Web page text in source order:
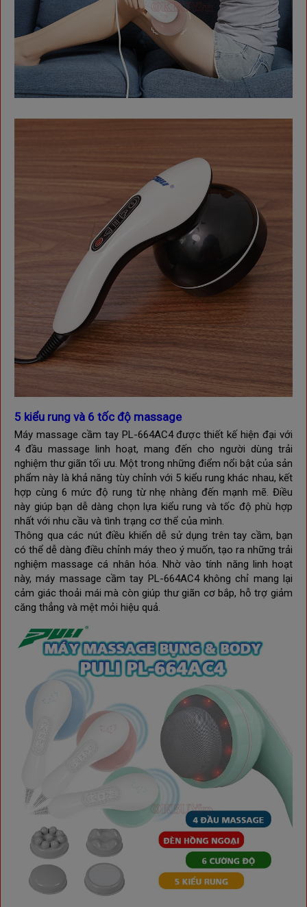
5 kiểu rung và 6 tốc độ massage
Máy massage cầm tay PL-664AC4 được thiết kế hiện đại với
4 đầu massage linh hoạt, mang đến cho người dùng trải
nghiệm thư giãn tối ưu. Một trong những điểm nổi bật của sản
phẩm này là khả năng tùy chỉnh với 5 kiểu rung khác nhau, kết
hợp cùng 6 mức độ rung từ nhẹ nhàng đến mạnh mẽ. Điều
này giúp bạn dễ dàng chọn lựa kiểu rung và tốc độ phù hợp
nhất với nhu cầu và tình trạng cơ thể của mình.
Thông qua các nút điều khiển dễ sử dụng trên tay cầm, bạn
có thể dễ dàng điều chỉnh máy theo ý muốn, tạo ra những trải
nghiệm massage cá nhân hóa. Nhờ vào tính năng linh hoạt
này, máy massage cầm tay PL-664AC4 không chỉ mang lại
cảm giác thoải mái mà còn giúp thư giãn cơ bắp, hỗ trợ giảm
căng thẳng và mệt mỏi hiệu quả.